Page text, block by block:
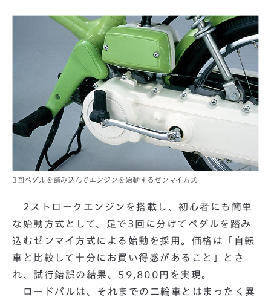
3回ペダルを踏み込んでエンジンを始動するゼンマイ方式
2ストロークエンジンを搭載し、初心者にも簡単
な始動方式として、足で3回に分けてペダルを踏み
込むゼンマイ方式による始動を採用。価格は「自転
車と比較して十分にお買い得感があること」とさ
れ、試行錯誤の結果、59,800円を実現。
ロードパルは、それまでの二輪車とはまったく異